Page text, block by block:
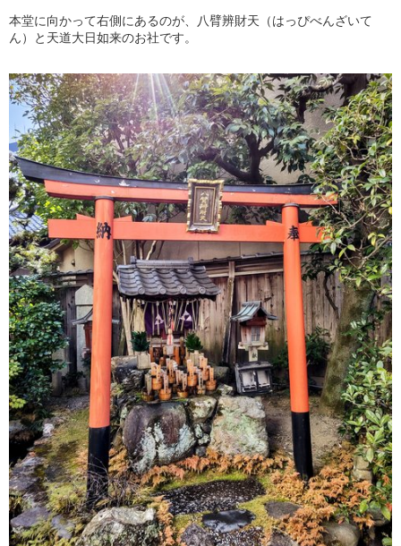
本堂に向かって右側にあるのが、八臂辨財天（はっぴべんざいて
ん）と天道大日如来のお社です。